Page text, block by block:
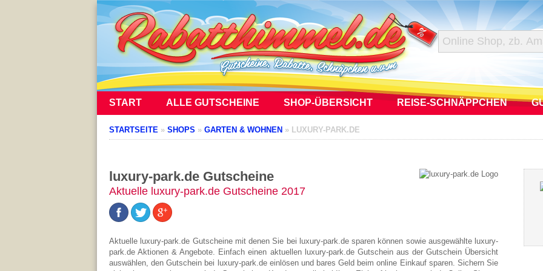
START ALLE GUTSCHEINE SHOP-ÜBERSICHT REISE-SCHNÄPPCHEN
STARTSEITE » SHOPS » GARTEN & WOHNEN » LUXURY-PARK.DE
luxury-park.de Gutscheine
Aktuelle luxury-park.de Gutscheine 2017
Aktuelle luxury-park.de Gutscheine mit denen Sie bei luxury-park.de sparen können sowie ausgewählte luxury-
park.de Aktionen & Angebote. Einfach einen aktuellen luxury-park.de Gutschein aus der Gutschein Übersicht
auswählen, den Gutschein bei luxury-park.de einlösen und bares Geld beim online Einkauf sparen. Sichern Sie